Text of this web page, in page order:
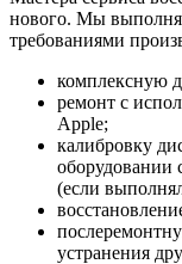
нового. Мы
требованиями
комплексную
ремонт с
Apple;
калибровку
оборудовании
(если
устранения